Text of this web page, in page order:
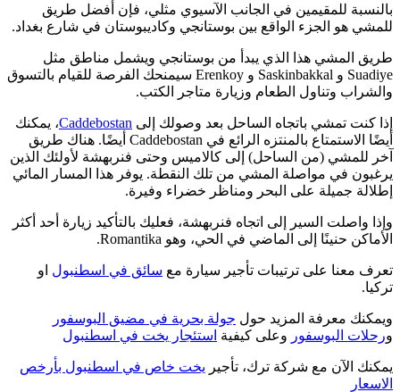
بالنسبة للمقيمين في الجانب الآسيوي مثلي، فإن أفضل طريق
للمشي هو الجزء الواقع بين بوستانجي وكاديبوستان في شارع بغداد.
طريق المشي هذا الذي يبدأ من بوستانجي ويشمل مناطق مثل
Suadiye و Saskinbakkal و Erenkoy سيمنحك الفرصة للقيام بالتسوق
والشراب وتناول الطعام وزيارة متاجر الكتب.
إذا كنت تمشي باتجاه الساحل بعد وصولك إلى Caddebostan، يمكنك
أيضًا الاستمتاع بالمنتزه الرائع في Caddebostan أيضًا. هناك طريق
آخر للمشي (من الساحل) إلى كالاميس وحتى فنربهشة لأولئك الذين
يرغبون في مواصلة المشي من تلك النقطة. يوفر هذا المسار المائي
إطلالة جميلة على البحر ومناظر خضراء وفيرة.
وإذا واصلت السير إلى اتجاه فنربهشة، فعليك بالتأكيد زيارة أحد أكثر
الأماكن حنينًا إلى الماضي في الحي، وهو Romantika.
تعرف معنا على ترتيبات تأجير سيارة مع سائق في اسطنبول او
تركيا.
ويمكنك معرفة المزيد حول جولة بحرية في مضيق البوسفور
ورحلات البوسفور وعلى كيفية استئجار يخت في اسطنبول
يمكنك الآن مع شركة ترك، تأجير يخت خاص في اسطنبول بأرخص
الاسعار